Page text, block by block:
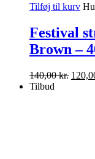
Tilføj til kurv
Festival
Brown –
140,00kr. Den
Tilbud